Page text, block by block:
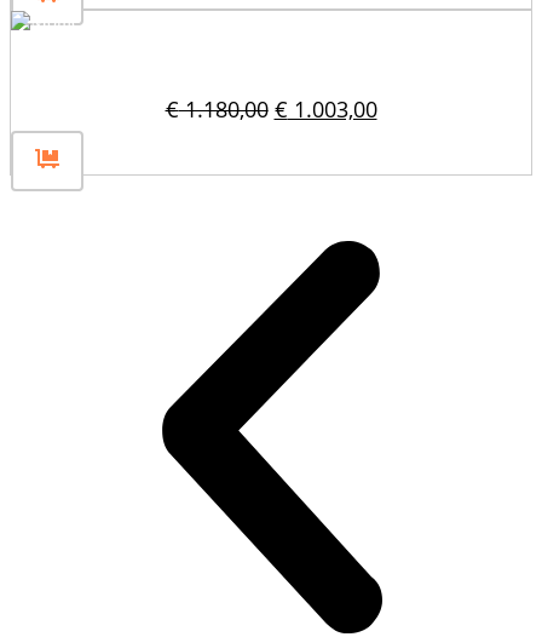
€1.180,00 Le
€ 1.003,00Le